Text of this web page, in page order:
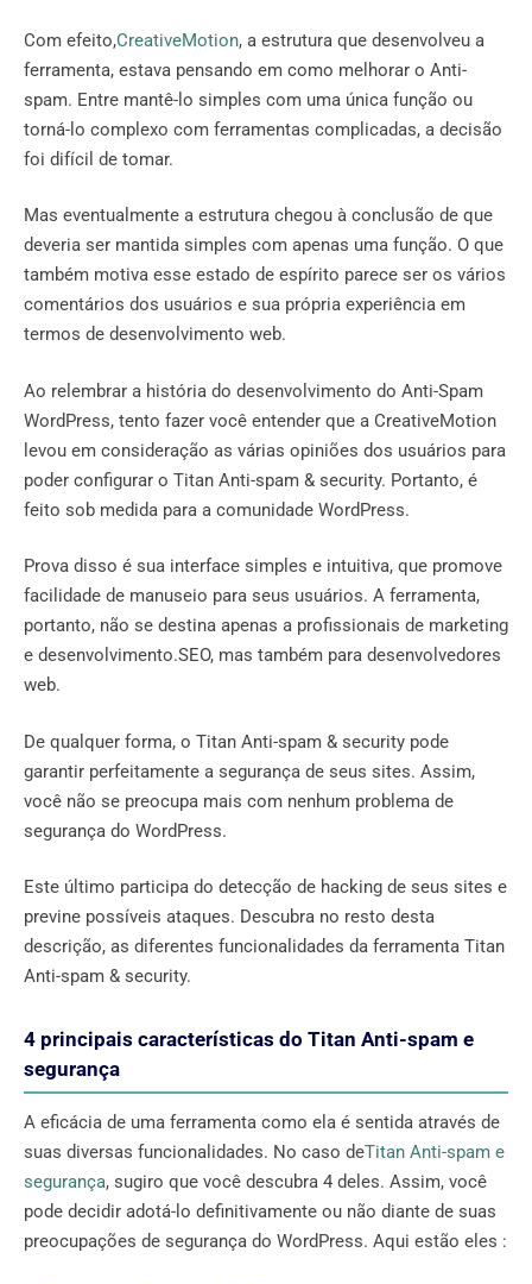
Com efeito,CreativeMotion, a estrutura que desenvolveu a
ferramenta, estava pensando em como melhorar o Anti-
spam. Entre mantê-lo simples com uma única função ou
torná-lo complexo com ferramentas complicadas, a decisão
foi difícil de tomar.
Mas eventualmente a estrutura chegou à conclusão de que
deveria ser mantida simples com apenas uma função. O que
também motiva esse estado de espírito parece ser os vários
comentários dos usuários e sua própria experiência em
termos de desenvolvimento web.
Ao relembrar a história do desenvolvimento do Anti-Spam
WordPress, tento fazer você entender que a CreativeMotion
levou em consideração as várias opiniões dos usuários para
poder configurar o Titan Anti-spam & security. Portanto, é
feito sob medida para a comunidade WordPress.
Prova disso é sua interface simples e intuitiva, que promove
facilidade de manuseio para seus usuários. A ferramenta,
portanto, não se destina apenas a profissionais de marketing
e desenvolvimento.SEO, mas também para desenvolvedores
web.
De qualquer forma, o Titan Anti-spam & security pode
garantir perfeitamente a segurança de seus sites. Assim,
você não se preocupa mais com nenhum problema de
segurança do WordPress.
Este último participa do detecção de hacking de seus sites e
previne possíveis ataques. Descubra no resto desta
descrição, as diferentes funcionalidades da ferramenta Titan
Anti-spam & security.
4 principais características do Titan Anti-spam e
segurança
A eficácia de uma ferramenta como ela é sentida através de
suas diversas funcionalidades. No caso deTitan Anti-spam e
segurança, sugiro que você descubra 4 deles. Assim, você
pode decidir adotá-lo definitivamente ou não diante de suas
preocupações de segurança do WordPress. Aqui estão eles :